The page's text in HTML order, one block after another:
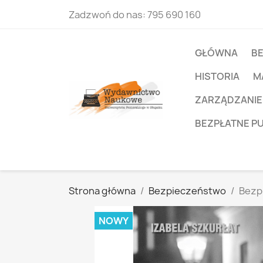
Zadzwoń do nas:795 690 160
GŁÓWNA
HISTORIA
ZARZĄDZANIE
BEZPŁATNE
Strona główna Bezpieczeństwo
NOWY